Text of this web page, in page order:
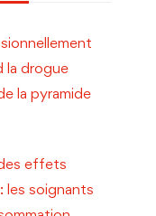
la drogue
la pyramide
effets
les soignants